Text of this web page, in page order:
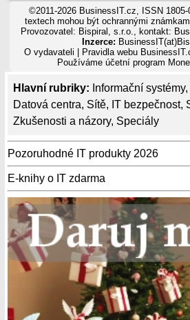
Hlavní rubriky: Informační systémy,
Datová centra, Sítě, IT bezpečnost,
Zkušenosti a názory, Speciály
Pozoruhodné IT produkty 2026
E-knihy o IT zdarma
©2011-2026 BusinessIT.cz, ISSN
textech mohou být ochrannými
Provozovatel: Bispiral, s.r.o., kontakt:
Inzerce:
O vydavateli
Pravidla webu
Používámeúčetní program